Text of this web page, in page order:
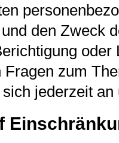
den Zweck
Fragen zum
jederzeit an